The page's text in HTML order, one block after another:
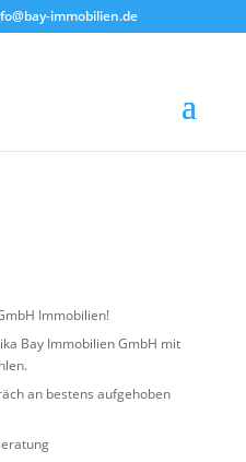
immobilien.de
Immobilien!
Bay Immobilien GmbH mit
an bestens aufgehoben